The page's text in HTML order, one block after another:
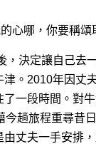
的心哪，你要稱
，決定讓自己去
津。2010年因丈
了一段時間。對
今趟旅程重尋昔
由丈夫一手安排